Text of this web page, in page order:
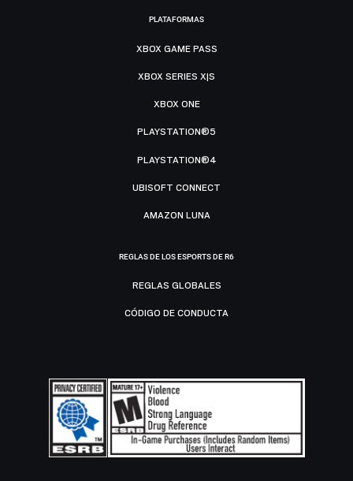
PLATAFORMAS
XBOX GAME PASS
XBOX SERIES X|S
XBOX ONE
PLAYSTATION®5
PLAYSTATION®4
UBISOFT CONNECT
AMAZON LUNA
REGLAS DE LOS ESPORTS DE R6
REGLAS GLOBALES
CÓDIGO DE CONDUCTA